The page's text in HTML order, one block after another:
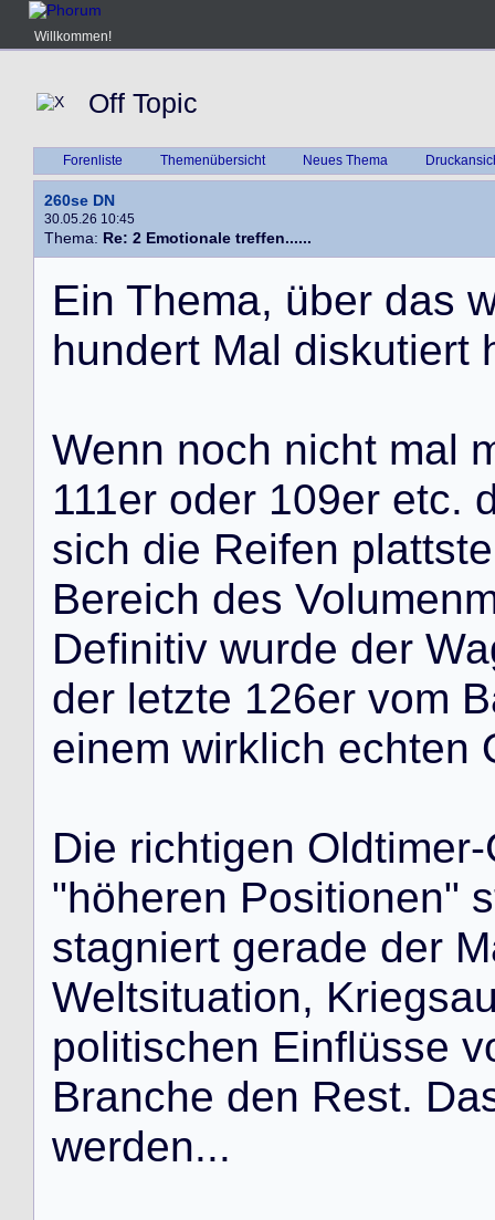
Willkommen!
Off Topic
Forenliste Themenübersicht Neues Thema
260se DN
30.05.26 10:45
Thema: Re: 2 Emotionale treffen......
Ein Thema, über das
hundert Mal diskutiert
Wenn noch nicht mal
111er oder 109er etc.
sich die Reifen plattste
Bereich des Volumen
Definitiv wurde der Wa
der letzte 126er vom B
einem wirklich echten
Die richtigen Oldtimer-
"höheren Positionen" s
stagniert gerade der M
Weltsituation, Kriegsa
politischen Einflüsse v
Branche den Rest. Da
werden...